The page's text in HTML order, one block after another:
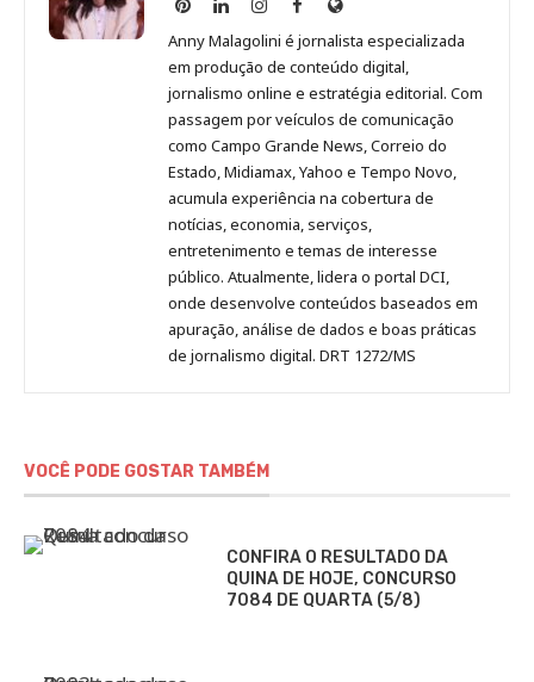
Malagolini
no
Pinterest
Malagolini
no
LinkedIn
Malagolini
no
Instagram
Malagolini
no
Facebook
de
Anny
Malagolini
Anny Malagolini é jornalista especializada
em produção de conteúdo digital,
jornalismo online e estratégia editorial. Com
passagem por veículos de comunicação
como Campo Grande News, Correio do
Estado, Midiamax, Yahoo e Tempo Novo,
acumula experiência na cobertura de
notícias, economia, serviços,
entretenimento e temas de interesse
público. Atualmente, lidera o portal DCI,
onde desenvolve conteúdos baseados em
apuração, análise de dados e boas práticas
de jornalismo digital. DRT 1272/MS
VOCÊ PODE GOSTAR TAMBÉM
CONFIRA O RESULTADO DA
QUINA DE HOJE, CONCURSO
7084 DE QUARTA (5/8)